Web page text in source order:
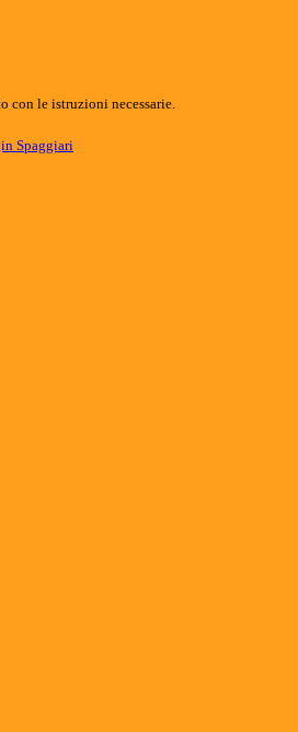
con le istruzioni necessarie.
Spaggiari